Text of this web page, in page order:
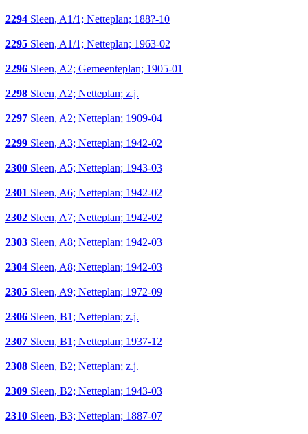
2294 Sleen, A1/1; Netteplan; 188?-10
2295 Sleen, A1/1; Netteplan; 1963-02
2296 Sleen, A2; Gemeenteplan; 1905-01
2298 Sleen, A2; Netteplan; z.j.
2297 Sleen, A2; Netteplan; 1909-04
2299 Sleen, A3; Netteplan; 1942-02
2300 Sleen, A5; Netteplan; 1943-03
2301 Sleen, A6; Netteplan; 1942-02
2302 Sleen, A7; Netteplan; 1942-02
2303 Sleen, A8; Netteplan; 1942-03
2304 Sleen, A8; Netteplan; 1942-03
2305 Sleen, A9; Netteplan; 1972-09
2306 Sleen, B1; Netteplan; z.j.
2307 Sleen, B1; Netteplan; 1937-12
2308 Sleen, B2; Netteplan; z.j.
2309 Sleen, B2; Netteplan; 1943-03
2310 Sleen, B3; Netteplan; 1887-07